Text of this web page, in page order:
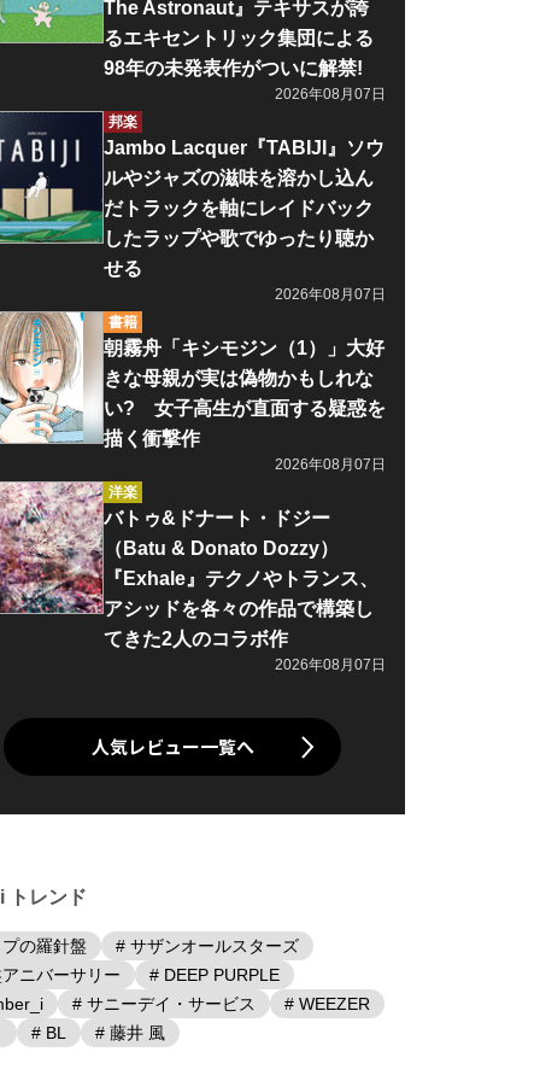
The Astronaut』テキサスが誇
るエキセントリック集団による
98年の未発表作がついに解禁!
2026年08月07日
邦楽
Jambo Lacquer『TABIJI』ソウ
ルやジャズの滋味を溶かし込ん
だトラックを軸にレイドバック
したラップや歌でゆったり聴か
せる
2026年08月07日
書籍
朝霧舟「キシモジン（1）」大好
きな母親が実は偽物かもしれな
い? 女子高生が直面する疑惑を
描く衝撃作
2026年08月07日
洋楽
バトゥ&ドナート・ドジー
（Batu & Donato Dozzy）
『Exhale』テクノやトランス、
アシッドを各々の作品で構築し
てきた2人のコラボ作
2026年08月07日
人気レビュー一覧へ
トレンド
の羅針盤
# サザンオールスターズ
ニバーサリー
# DEEP PURPLE
# サニーデイ・サービス
# WEEZER
# BL # 藤井 風